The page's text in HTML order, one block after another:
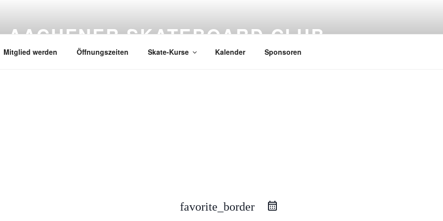
AACHENER SKATEBOARD CLUB
Mitglied werden Öffnungszeiten Skate-Kurse Kalender Sponsoren
favorite_border